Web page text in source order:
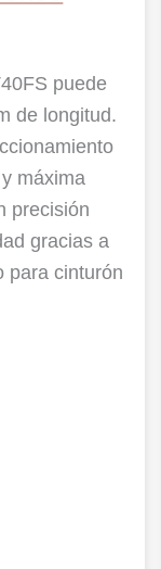
puede
de longitud.
máxima
precisión
gracias a
para cinturón